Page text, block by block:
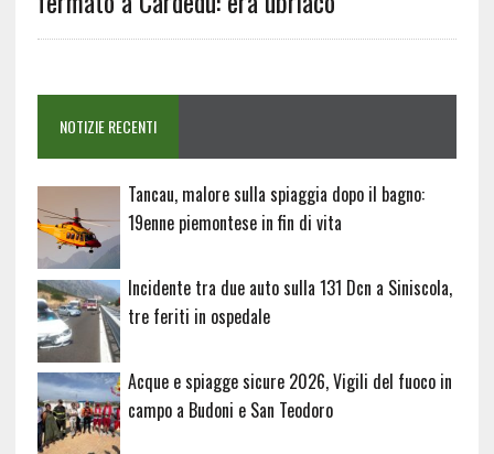
NOTIZIE RECENTI
Tancau, malore sulla spiaggia dopo il bagno:
19enne piemontese in fin di vita
Incidente tra due auto sulla 131 Dcn a Siniscola,
tre feriti in ospedale
Acque e spiagge sicure 2026, Vigili del fuoco in
campo a Budoni e San Teodoro